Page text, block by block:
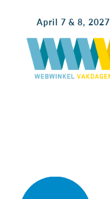
April 7 & 8, 2027